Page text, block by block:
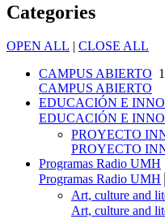
Categories
OPEN ALL | CLOSE ALL
CAMPUS ABIERTO 1
CAMPUS ABIERTO
EDUCACIÓN E
EDUCACIÓN E
PROYECTO
PROYECTO
Programas Radio UMH
Programas Radio UMH
Art, culture and
Art, culture and